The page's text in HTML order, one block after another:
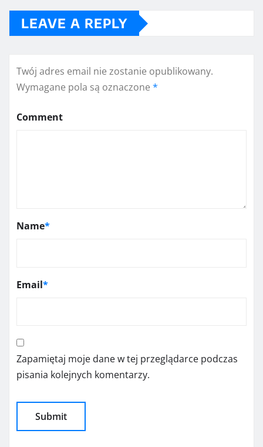
LEAVE A REPLY
Twój adres email nie zostanie opublikowany.
Wymagane pola są oznaczone *
Comment
Name*
Email*
Zapamiętaj moje dane w tej przeglądarce podczas
pisania kolejnych komentarzy.